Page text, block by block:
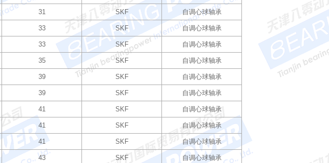
31 SKF 自调心球轴承
33 SKF 自调心球轴承
33 SKF 自调心球轴承
35 SKF 自调心球轴承
39 SKF 自调心球轴承
39 SKF 自调心球轴承
41 SKF 自调心球轴承
41 SKF 自调心球轴承
41 SKF 自调心球轴承
43 SKF 自调心球轴承